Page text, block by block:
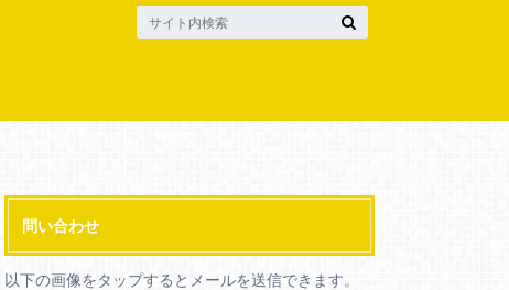
問い合わせ
以下の画像をタップするとメールを送信できます。